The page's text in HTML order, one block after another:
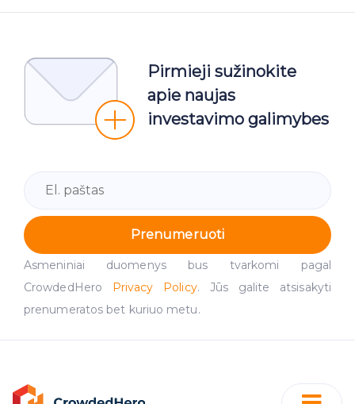
Pirmieji sužinokite
apie naujas
investavimo galimybes
Prenumeruoti
Asmeniniai duomenys bus tvarkomi pagal
CrowdedHero Privacy Policy. Jūs galite atsisakyti
prenumeratos bet kuriuo metu.